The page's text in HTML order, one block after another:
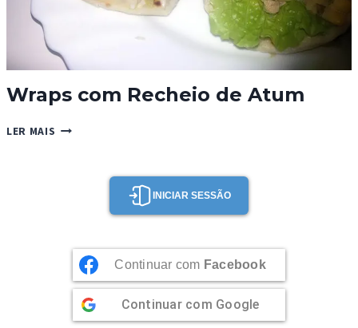
Wraps com Recheio de Atum
LER MAIS WRAPS
INICIAR SESSÃO
Continuar com Facebook
Continuar com Google